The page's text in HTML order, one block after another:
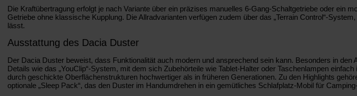
Die Kraftübertragung erfolgt je nach Variante über ein präzises manuelles 6-Gang-Schaltgetriebe oder ein
Getriebe ohne klassische Kupplung. Die Allradvarianten verfügen zudem über das „Terrain Control“-
lässt.
Ausstattung des Dacia Duster
Der Dacia Duster beweist, dass Funktionalität auch modern und ansprechend sein kann. Besonders in den
Details wie das „YouClip“-System, mit dem sich Zubehörteile wie Tablet-Halter oder Taschenlampen
durch geschickte Oberflächenstrukturen hochwertiger als in früheren Generationen. Zu den Highlights
optionale „Sleep Pack“, das den Duster im Handumdrehen in ein gemütliches Schlafplatz-Mobil für